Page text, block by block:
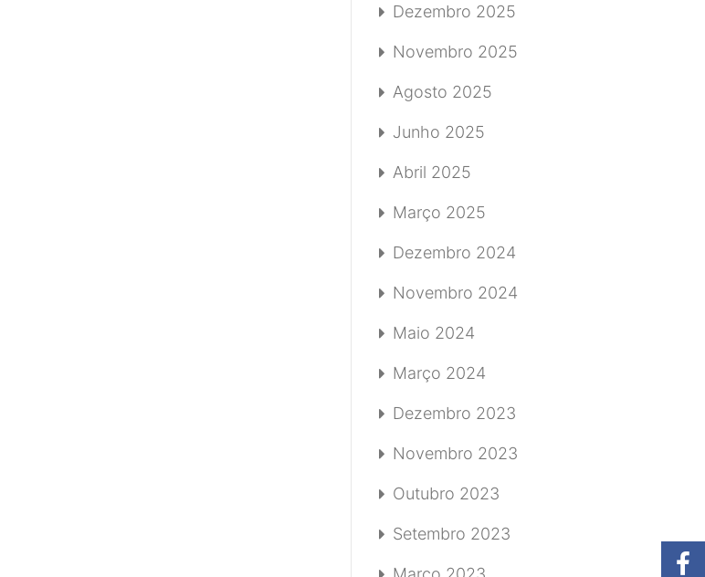
Dezembro 2025
Novembro 2025
Agosto 2025
Junho 2025
Abril 2025
Março 2025
Dezembro 2024
Novembro 2024
Maio 2024
Março 2024
Dezembro 2023
Novembro 2023
Outubro 2023
Setembro 2023